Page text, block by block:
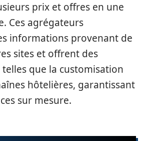
prix et offres en une
Ces agrégateurs
informations provenant de
sites et offrent des
que la customisation
hôtelières, garantissant
sur mesure.